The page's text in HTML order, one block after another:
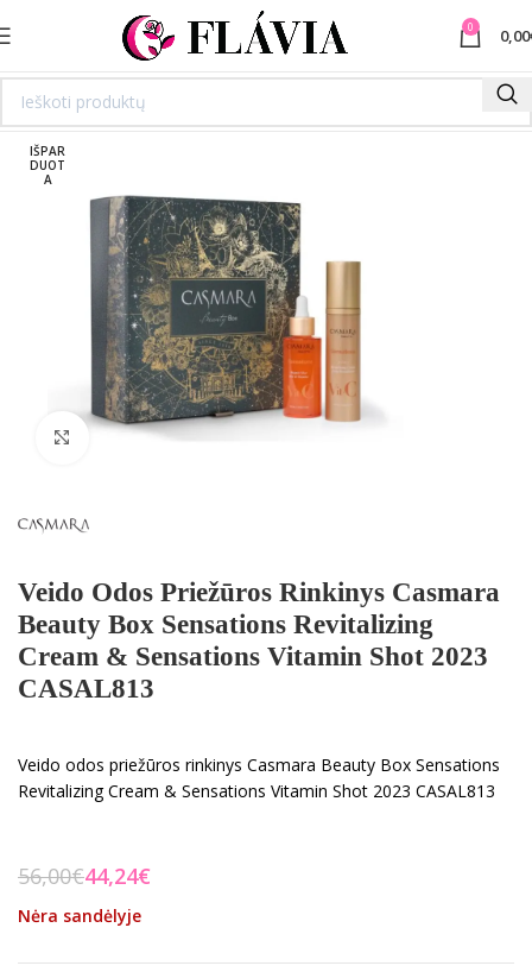
0 0,00
IŠPAR
DUOT
A
Spustelėkite norėdami padidinti
Veido Odos Priežūros Rinkinys Casmara
Beauty Box Sensations Revitalizing
Cream & Sensations Vitamin Shot 2023
CASAL813
Veido odos priežūros rinkinys Casmara Beauty Box Sensations
Revitalizing Cream & Sensations Vitamin Shot 2023 CASAL813
56,00€44,24€
Nėra sandėlyje